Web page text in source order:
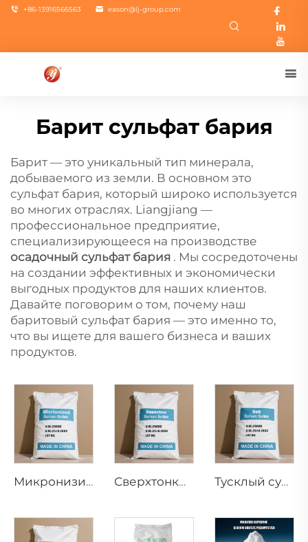
+86-13916566563 eason@lj-group.com
Барит сульфат бария
Барит — это уникальный тип минерала,
добываемого из земли. В основном это
сульфат бария, который широко используется
во многих отраслях. Liangjiang —
профессиональное предприятие,
специализирующееся на производстве
осадочный сульфат бария . Мы сосредоточены
на создании эффективных и экономически
выгодных продуктов для наших клиентов.
Давайте поговорим о том, почему наш
баритовый сульфат бария — это именно то,
что вы ищете для вашего бизнеса и ваших
продуктов.
Микронизированный сульфат бария Сверхтонкий сульфат бария Тусклый сульфат бария